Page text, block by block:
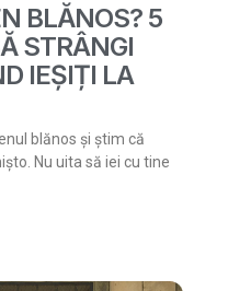
BLĂNOS? 5
STRÂNGI
IEȘIȚI LA
blănos și știm că
Nu uita să iei cu tine